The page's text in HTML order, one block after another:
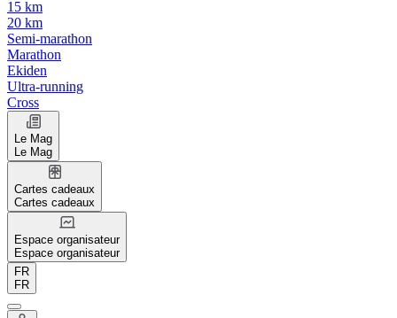
15 km
20 km
Semi-marathon
Marathon
Ekiden
Ultra-running
Cross
Le Mag
Le Mag
Cartes cadeaux
Cartes cadeaux
Espace organisateur
Espace organisateur
FR
FR